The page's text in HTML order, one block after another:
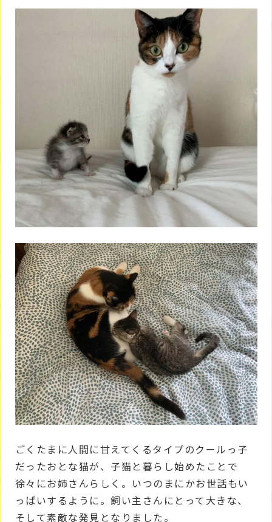
ごくたまに人間に甘えてくるタイプのクールっ子
だったおとな猫が、子猫と暮らし始めたことで
徐々にお姉さんらしく。いつのまにかお世話もい
っぱいするように。飼い主さんにとって大きな、
そして素敵な発見となりました。